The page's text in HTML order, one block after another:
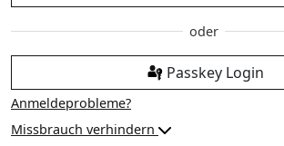
Passkey Login
Anmeldeprobleme?
Missbrauch verhindern